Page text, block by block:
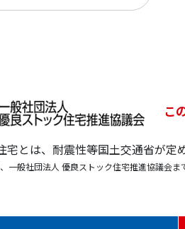
こ
宅とは、耐震性等国土交通省が定
一般社団法人 優良ストック住宅推進協議会ま